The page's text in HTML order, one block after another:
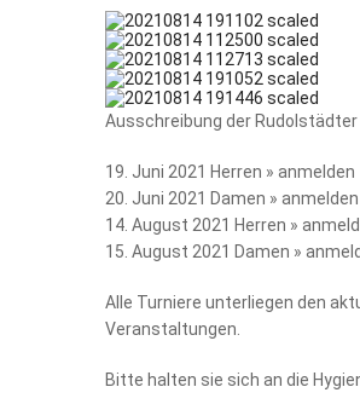
Ausschreibung der Rudolstädter
19. Juni 2021 Herren » anmelden
20. Juni 2021 Damen » anmelden
14. August 2021 Herren »
15. August 2021 Damen »
Alle Turniere unterliegen den
Veranstaltungen.
Bitte halten sie sich an die